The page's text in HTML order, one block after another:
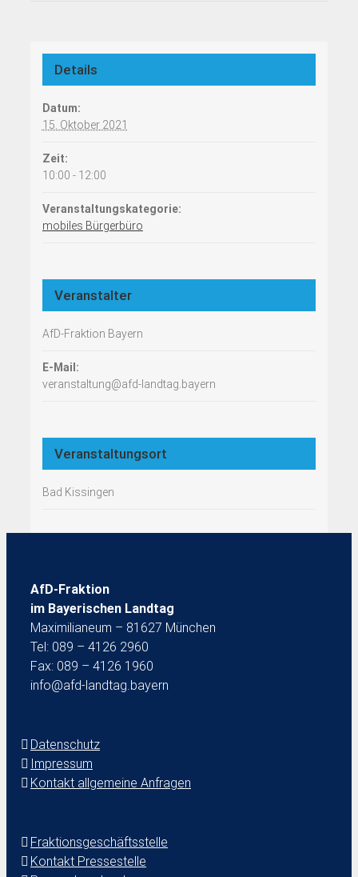
Details
Datum:
15. Oktober 2021
Zeit:
10:00 - 12:00
Veranstaltungskategorie:
mobiles Bürgerbüro
Veranstalter
AfD-Fraktion Bayern
E-Mail:
veranstaltung@afd-landtag.bayern
Veranstaltungsort
Bad Kissingen
AfD-Fraktion
im Bayerischen Landtag
Maximilianeum – 81627 München
Tel: 089 – 4126 2960
Fax: 089 – 4126 1960
info@afd-landtag.bayern
Datenschutz
Impressum
Kontakt allgemeine Anfragen
Fraktionsgeschäftsstelle
Kontakt Pressestelle